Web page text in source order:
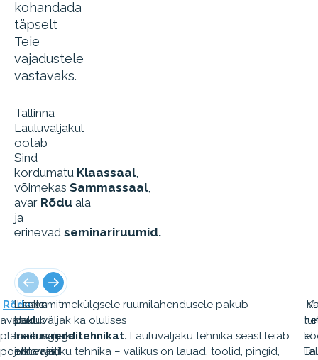
kohandada
täpselt
Teie
vajadustele
vastavaks.
Tallinna
Lauluväljakul
ootab
Sind
kordumatu Klaassaal,
võimekas Sammassaal,
avar Rõdu ala
ja
erinevad seminariruumid.
Rõduon
avatud
planeeringuga
poolkorrus,
Lisaks
pakub
Lauluväljak
erinevaid
Lisaks mitmekülgsele ruumilahendusele pakub
Lauluväljak ka olulises
mahusrenditehnikat. Lauluväljaku tehnika seast leiab
just vajaliku tehnika – valikus on lauad, toolid, pingid,
et